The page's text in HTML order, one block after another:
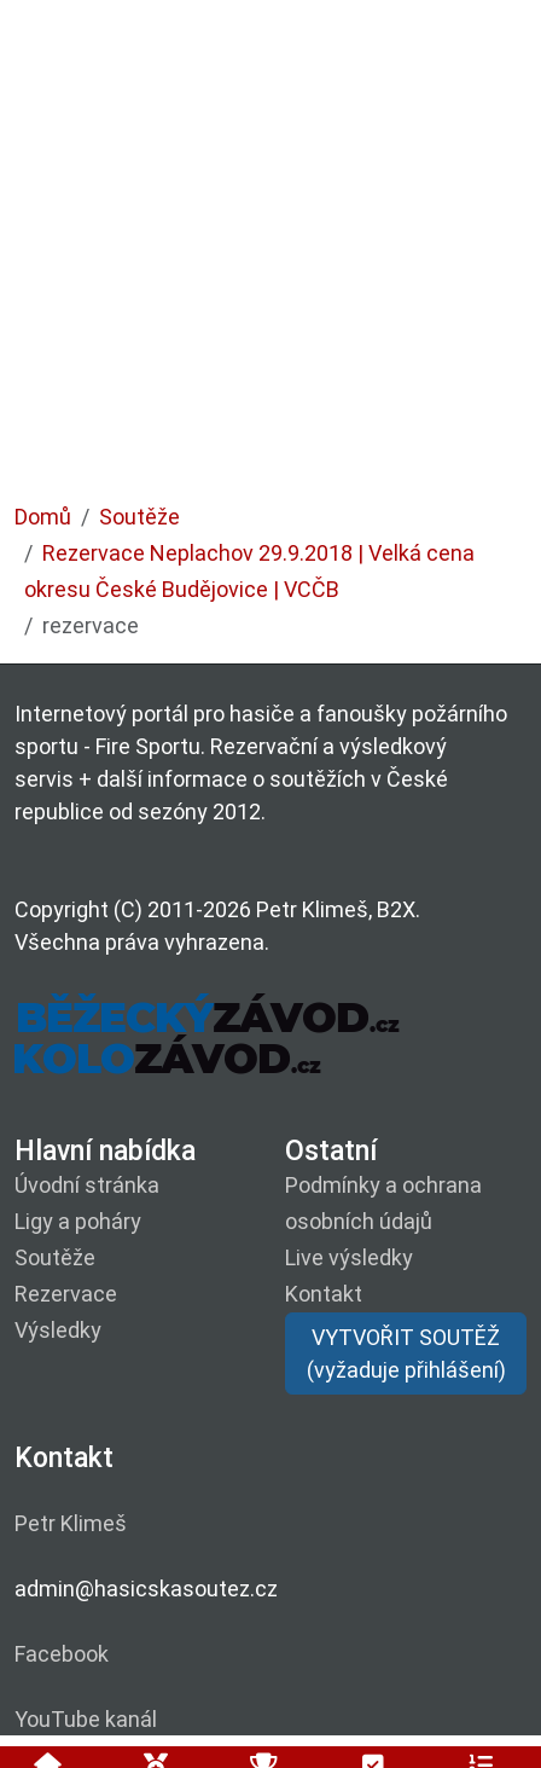
Domů
Soutěže
Rezervace Neplachov 29.9.2018 | Velká cena
okresu České Budějovice | VCČB
rezervace
Internetový portál pro hasiče a fanoušky požárního
sportu - Fire Sportu. Rezervační a výsledkový
servis + další informace o soutěžích v České
republice od sezóny 2012.
Copyright (C) 2011-2026 Petr Klimeš, B2X.
Všechna práva vyhrazena.
Hlavní nabídka
Úvodní stránka
Ligy a poháry
Soutěže
Rezervace
Výsledky
Ostatní
Podmínky a ochrana
osobních údajů
Live výsledky
Kontakt
VYTVOŘIT SOUTĚŽ
(vyžaduje přihlášení)
Kontakt
Petr Klimeš
admin@hasicskasoutez.cz
Facebook
YouTube kanál